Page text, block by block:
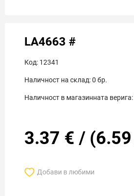
LA4663 #
Код: 12341
Наличност на склад:0 бр.
Наличност в магазинната верига:
3.37 € / (6.59
Добави в любими